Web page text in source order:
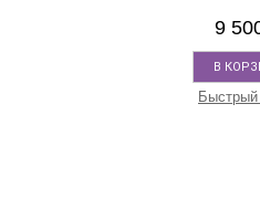
9
В
Быстрый